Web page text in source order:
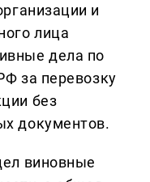
и
лица
дела по
за перевозку
без
документов.
виновные